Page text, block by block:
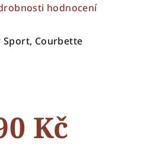
hodnocení
Sport, Courbette
Kč